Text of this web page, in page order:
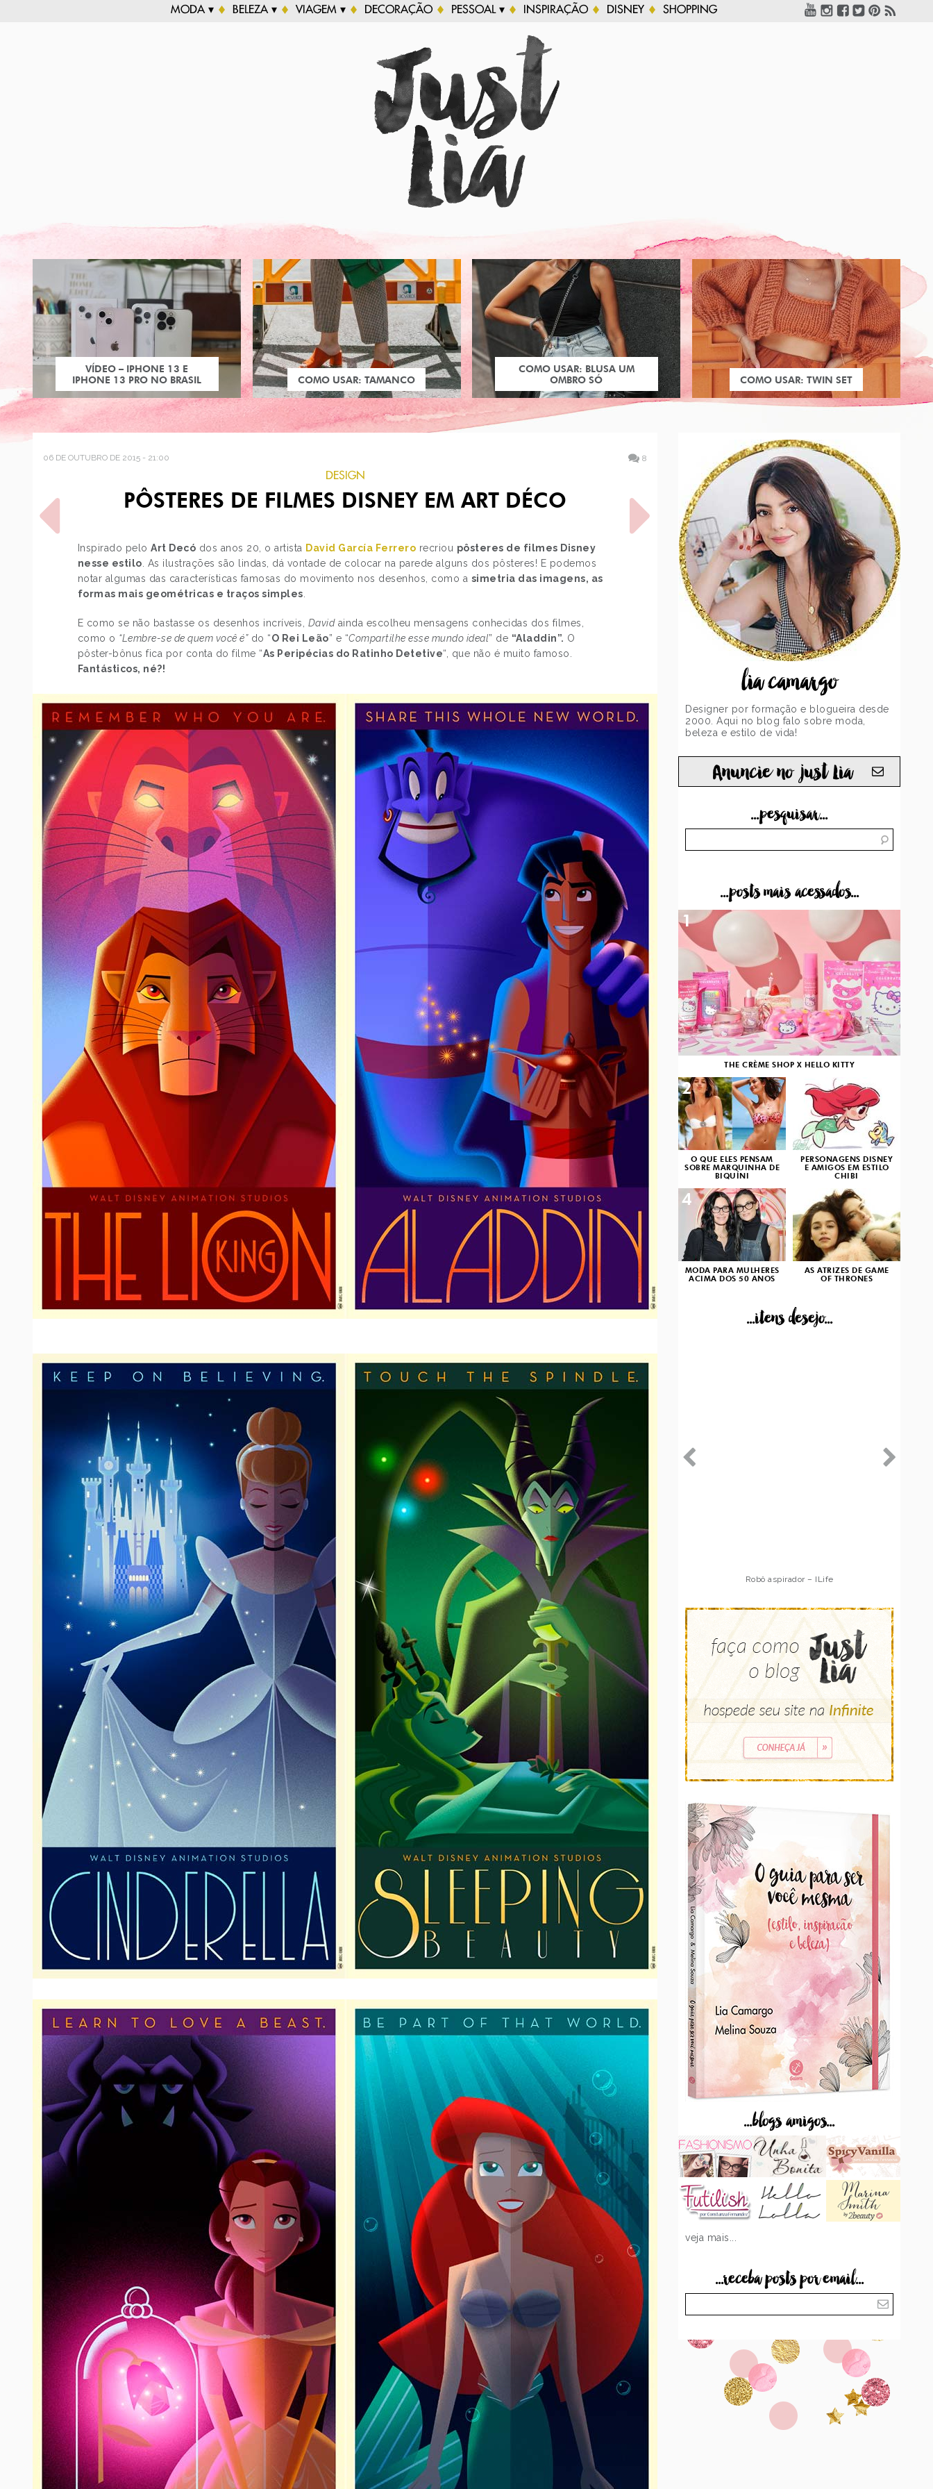
MODA ▾ BELEZA ▾ VIAGEM ▾ DECORAÇÃO PESSOAL ▾ INSPIRAÇÃO DISNEY SHOPPING
VÍDEO – IPHONE 13 E
IPHONE 13 PRO NO BRASIL
COMO USAR: TAMANCO
COMO USAR: BLUSA UM
OMBRO SÓ
COMO USAR: TWIN SET
06 DE OUTUBRO DE 2015 - 21:00 8
DESIGN
PÔSTERES DE FILMES DISNEY EM ART DÉCO
Inspirado peloArt Decó dos anos 20, o artista David García Ferrero recriou pôsteres de filmes Disney
nesse estilo As ilustrações são lindas, dá vontade de colocar na parede alguns dos pôsteres! E podemos
notar algumas das características famosas do movimento nos desenhos, como a simetria das imagens, as
formas mais geométricas e traços simples
E como se não bastasse os desenhos incríveis, Davidainda escolheu mensagens conhecidas dos filmes,
como o “Lembre-se de quem você é”do “O Rei Leão” e “Compartilhe esse mundo ideal” de “Aladdin”. O
pôster-bônus fica por conta do filme “As Peripécias do Ratinho Detetive“, que não é muito famoso.
Fantásticos, né?!
POST ANTERIOR
DECORAÇÃO: ESCADA
PRÓXIMO POST
lia camargo
Designer por formação e blogueira desde
2000. Aqui no blog falo sobre moda,
beleza e estilo de vida!
Anuncie no just Lia
...pesquisar...
...posts mais acessados...
THE CRÈME SHOP X HELLO KITTY
1
O QUE ELES PENSAM
SOBRE MARQUINHA DE
BIQUÍNI
2
PERSONAGENS DISNEY
E AMIGOS EM ESTILO
CHIBI
3
MODA PARA MULHERES
ACIMA DOS 50 ANOS
4
AS ATRIZES DE GAME
OF THRONES
...itens desejo...
Robô aspirador – Multilaser
...blogs amigos...
veja mais...
...receba posts por email...